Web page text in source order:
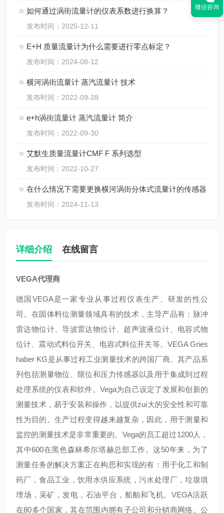
如何通过涡街流量计的仪表系数进行换算？
发布时间：2025-12-11
E+H 质量流量计为什么需要进行零点标定？
发布时间：2024-08-12
横河涡街流量计 蒸汽流量计 技术
发布时间：2022-09-28
e+h涡街流量计 蒸汽流量计 简介
发布时间：2022-09-30
艾默生质量流量计CMF F 系列选型
发布时间：2022-10-27
在什么情况下需要更换横河涡街分体式流量计的传感器
发布时间：2024-11-13
详细介绍 在线留言
VEGA代理商
德国VEGA是一家专业从事过程仪表生产、研发的性公
司。在固体料位测量领域具有的技术，主导产品有：脉冲
雷达物位计、导波雷达物位计、超声波液位计、电容式物
位计、震动式料位开关、电容式料位开关等。VEGA Gries
haber KG是从事过程工业测量技术的跨国厂商。其产品系
列包括测量物位、限位和压力传感器以及用于集成到过程
处理系统的仪表和软件。Vega为自己设定了发展和创新的
测量技术，易于安装和操作，以提供zui大的安全性和可靠
性为目的。生产过程变得越来越复杂，因此，用于测量和
监控的测量技术是非常重要的。Vega的员工超过1200人，
其中600在黑色森林希尔塔赫总部工作。这50年来，为了
测量任务的解决方案正在构思和实现的有：用于化工和制
药厂，食品工业，饮用水供应系统，污水处理厂，垃圾填
埋场，采矿，发电，石油平台，船舶和飞机。VEGA活跃
在80多个国家，其在范围内拥有子公司和分销商网络。公
微信咨询